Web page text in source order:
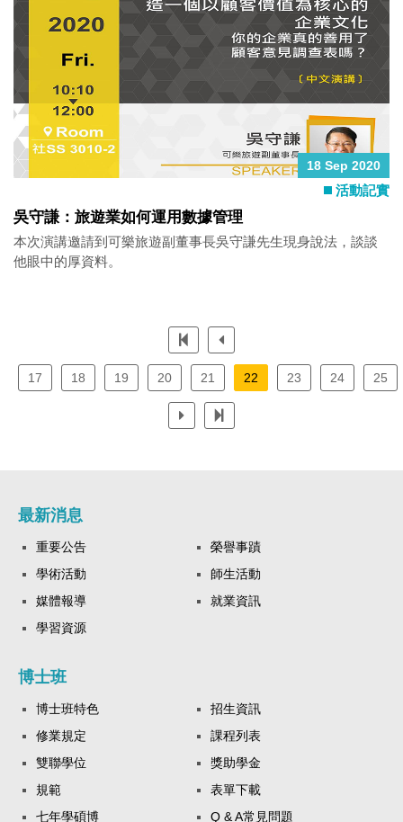
18 Sep 2020
活動記實
吳守謙：旅遊業如何運用數據管理
本次演講邀請到可樂旅遊副董事長吳守謙先生現身說法，談談
他眼中的厚資料。
17 18 19 20 21 22 23 24 25
最新消息
重要公告
榮譽事蹟
學術活動
師生活動
媒體報導
就業資訊
學習資源
博士班
博士班特色
招生資訊
修業規定
課程列表
雙聯學位
獎助學金
規範
表單下載
七年學碩博
Q & A常見問題